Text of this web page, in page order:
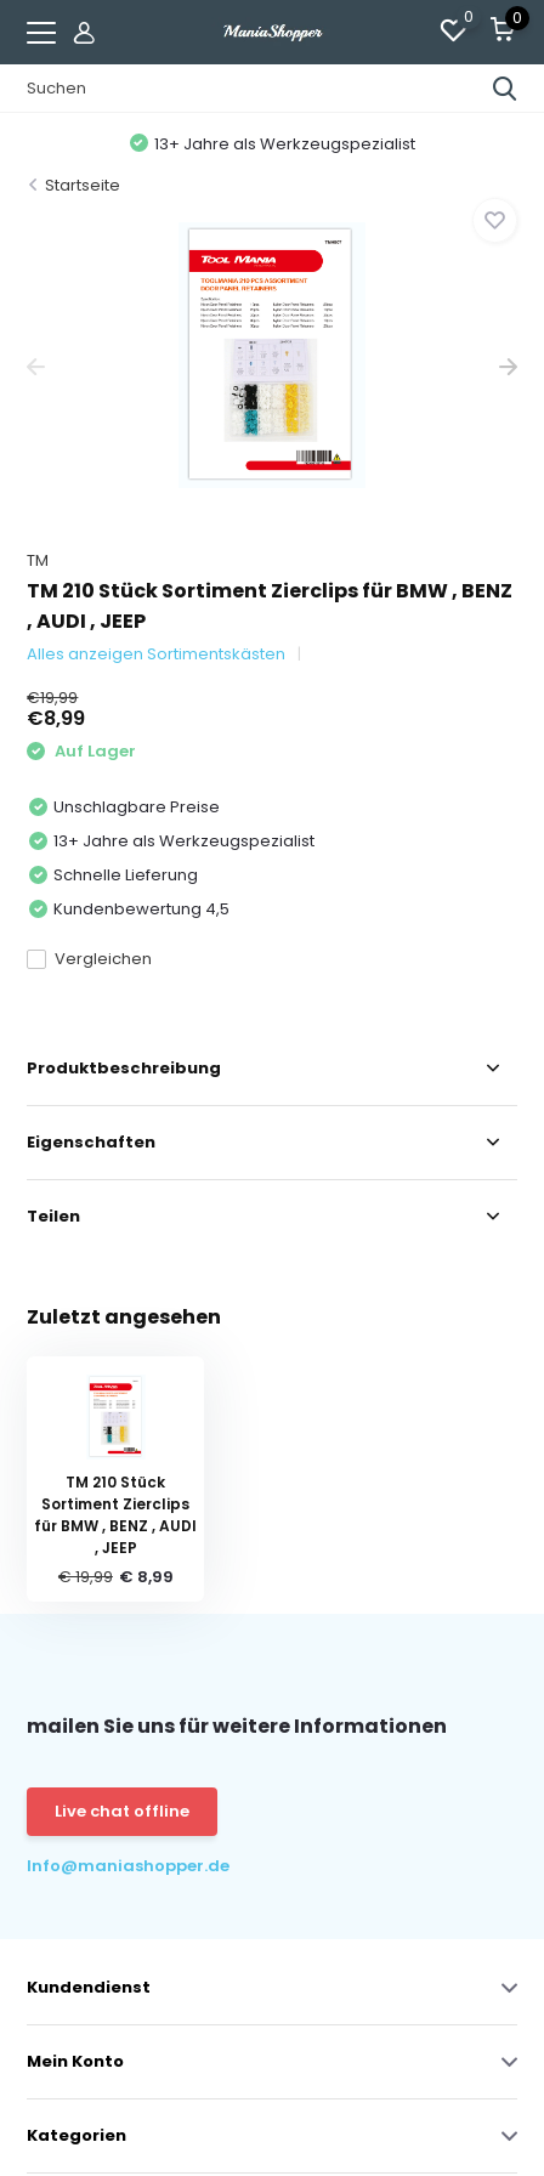
0 0
13+ Jahre als Werkzeugspezialist
Startseite
TM
TM 210 Stück Sortiment Zierclips für BMW , BENZ
, AUDI , JEEP
Alles anzeigen Sortimentskästen
€19,99
€8,99
Auf Lager
Unschlagbare Preise
13+ Jahre als Werkzeugspezialist
Schnelle Lieferung
Kundenbewertung 4,5
Vergleichen
Produktbeschreibung
Eigenschaften
Teilen
Zuletzt angesehen
TM 210 Stück
Sortiment Zierclips
für BMW , BENZ , AUDI
, JEEP
€ 19,99 € 8,99
mailen Sie uns für weitere Informationen
Live chat offline
Info@maniashopper.de
Kundendienst
Mein Konto
Kategorien